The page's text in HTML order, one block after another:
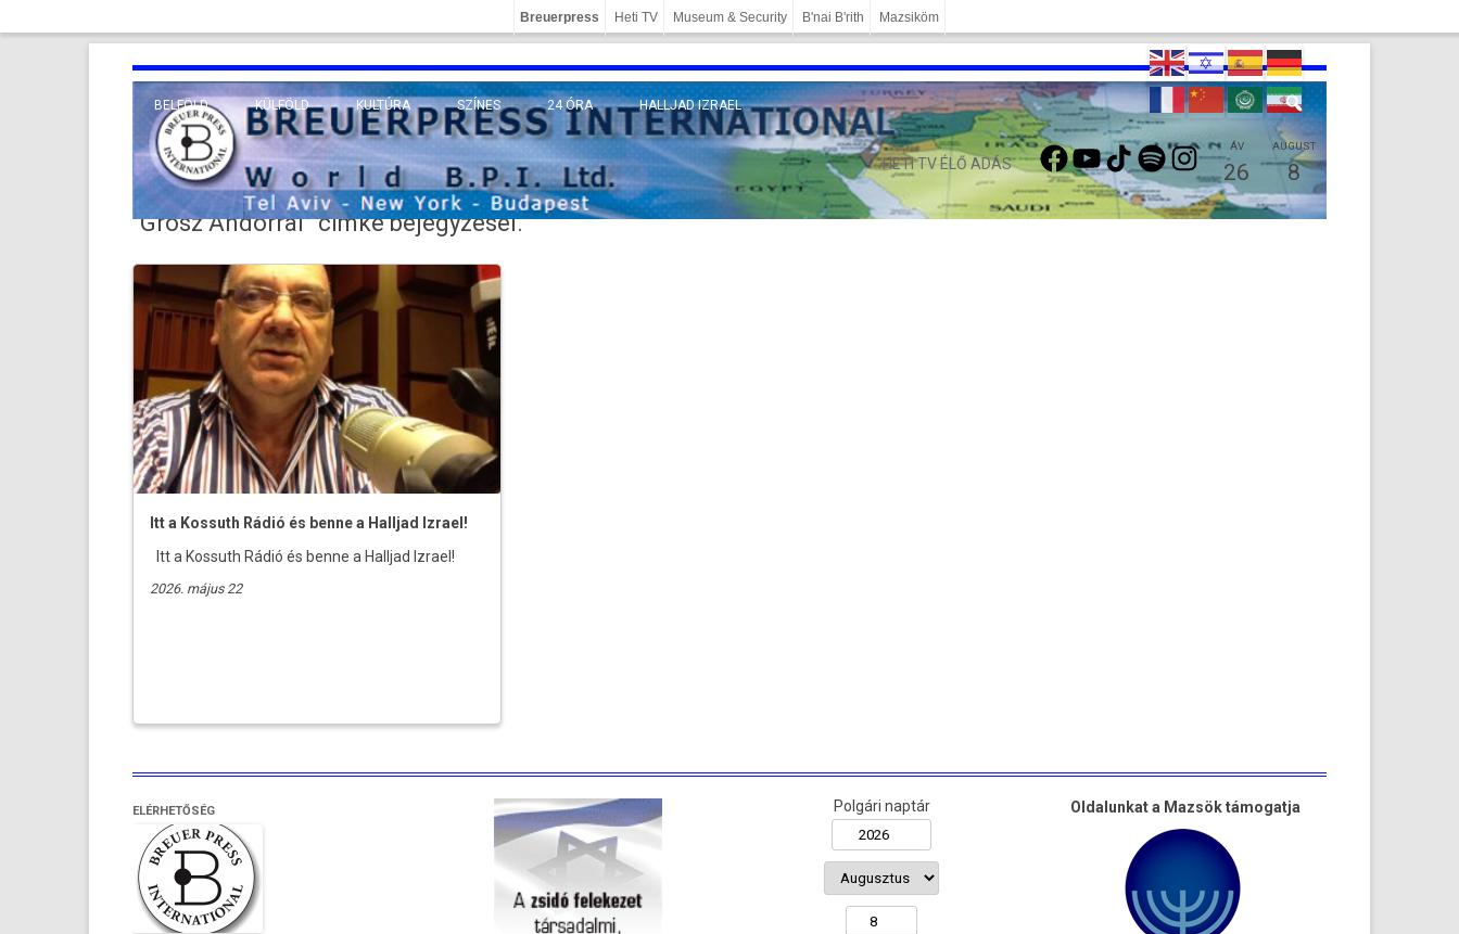
Breuerpress Heti TV Museum & Security B'nai B'rith Mazsiköm
BELFÖLD KÜLFÖLD
EURÓPA
KÖZEL-KELET
TÁVOL-KELET
TENGERENTÚL
KULTÚRA
TUDOMÁNY
VALLÁS
SZÍNES 24 ÓRA HALLJAD IZRAEL
HETI TV ÉLŐ ADÁS
FACEBOOKYOUTUBETIKTOKSPOTIFYINSTAGRAMÁV
26
AUGUST
8
“Grósz Andorral”címke bejegyzései.
Itt a Kossuth Rádió és benne a Halljad Izrael!
Itt a Kossuth Rádió és benne a Halljad Izrael!
2026. május 22
ELÉRHETŐSÉG Polgári naptár Oldalunkat a Mazsök támogatja